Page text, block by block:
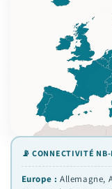
📡 CONNECTIVITÉ
Europe : Allemagne,